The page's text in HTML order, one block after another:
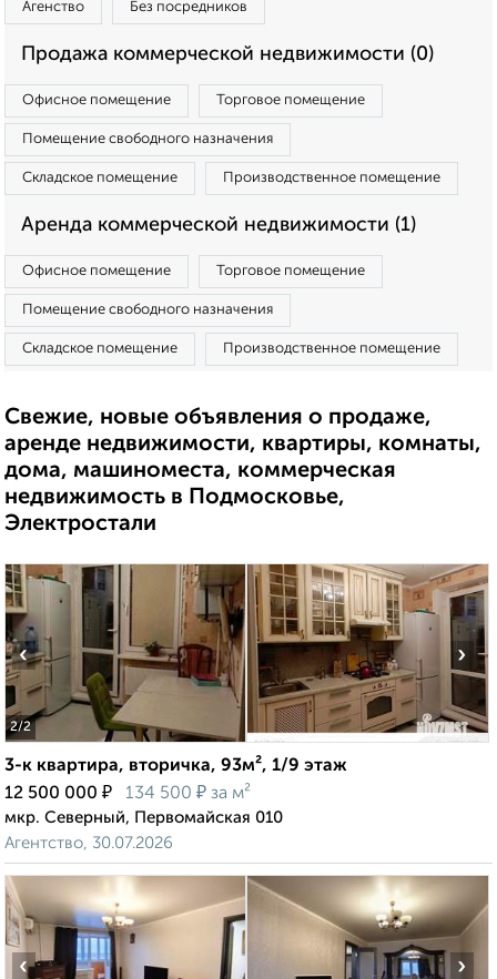
Агенство Без посредников
Продажа коммерческой недвижимости (0)
Офисное помещение Торговое помещение
Помещение свободного назначения
Складское помещение Производственное помещение
Аренда коммерческой недвижимости (1)
Офисное помещение Торговое помещение
Помещение свободного назначения
Складское помещение Производственное помещение
Свежие, новые объявления о продаже,
аренде недвижимости, квартиры, комнаты,
дома, машиноместа, коммерческая
недвижимость в Подмосковье,
Электростали
2/2
‹ ›
3-к квартира, вторичка, 93м², 1/9 этаж
12 500 000 ₽ 134 500 ₽ за м²
мкр. Северный, Первомайская 010
Агентство, 30.07.2026
‹ ›